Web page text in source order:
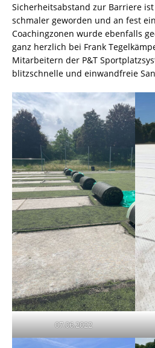
Sicherheitsabstand zur Barriere
schmaler geworden und an fest
Coachingzonen wurde ebenfalls
ganz herzlich bei Frank
Mitarbeitern der P&T
blitzschnelle und einwandfreie
07.06.2022